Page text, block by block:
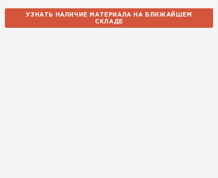
УЗНАТЬ НАЛИЧИЕ МАТЕРИАЛА НА БЛИЖАЙШЕМ
СКЛАДЕ